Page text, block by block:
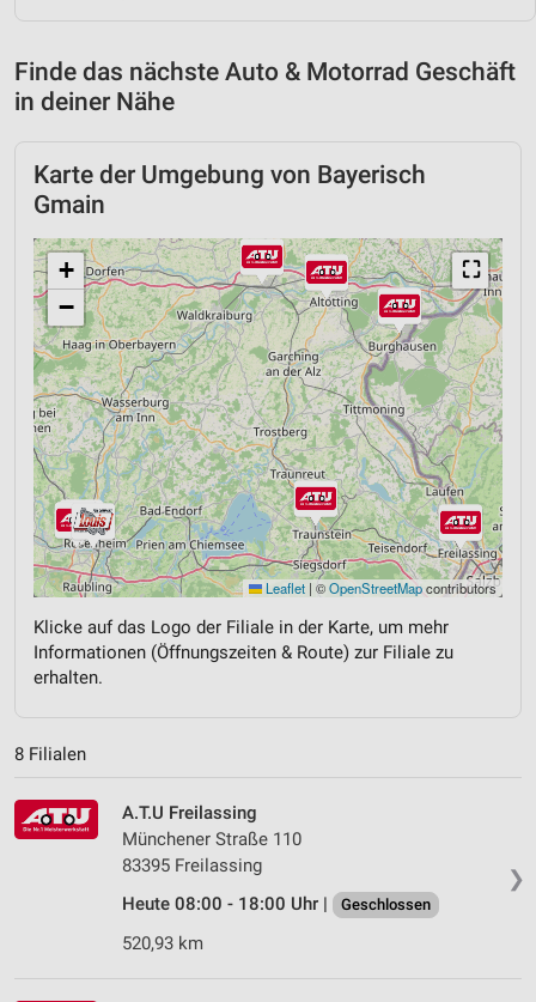
Finde das nächste Auto & Motorrad Geschäft
in deiner Nähe
Karte der Umgebung von Bayerisch
Gmain
⛶
+
−
Leaflet | ©OpenStreetMapcontributors
Klicke auf das Logo der Filiale in der Karte, um mehr
Informationen (Öffnungszeiten & Route) zur Filiale zu
erhalten.
8 Filialen
❯
A.T.U Freilassing
Münchener Straße 110
83395 Freilassing
Heute 08:00 - 18:00 Uhr |
Geschlossen
520,93 km